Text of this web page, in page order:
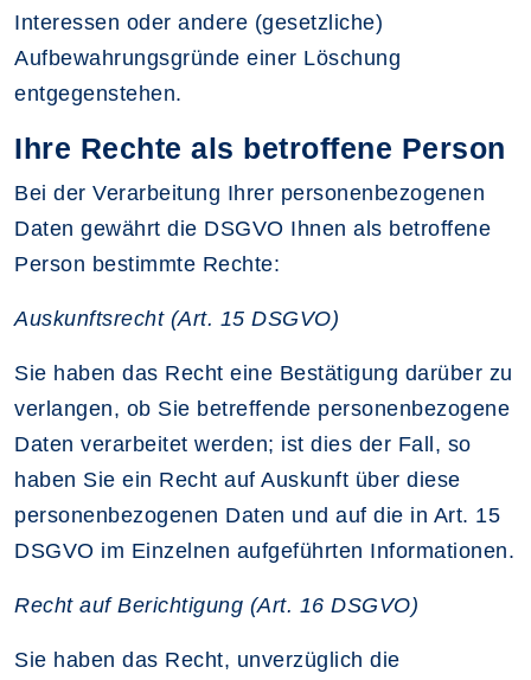
Interessen oder andere (gesetzliche)
Aufbewahrungsgründe einer Löschung
entgegenstehen.
Ihre Rechte als betroffene Person
Bei der Verarbeitung Ihrer personenbezogenen
Daten gewährt die DSGVO Ihnen als betroffene
Person bestimmte Rechte:
Auskunftsrecht (Art. 15 DSGVO)
Sie haben das Recht eine Bestätigung darüber zu
verlangen, ob Sie betreffende personenbezogene
Daten verarbeitet werden; ist dies der Fall, so
haben Sie ein Recht auf Auskunft über diese
personenbezogenen Daten und auf die in Art. 15
DSGVO im Einzelnen aufgeführten Informationen.
Recht auf Berichtigung (Art. 16 DSGVO)
Sie haben das Recht, unverzüglich die